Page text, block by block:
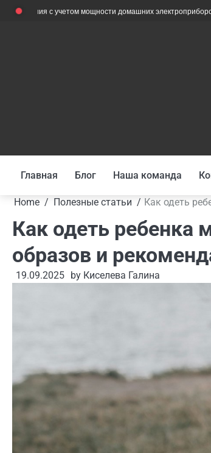
Skipучетом мощности домашних электроприборов ТОП
Главная Блог Наша команда
Home Полезные статьи Как одеть
Как одеть ребенка
образов и
19.09.2025 by Киселева Галина